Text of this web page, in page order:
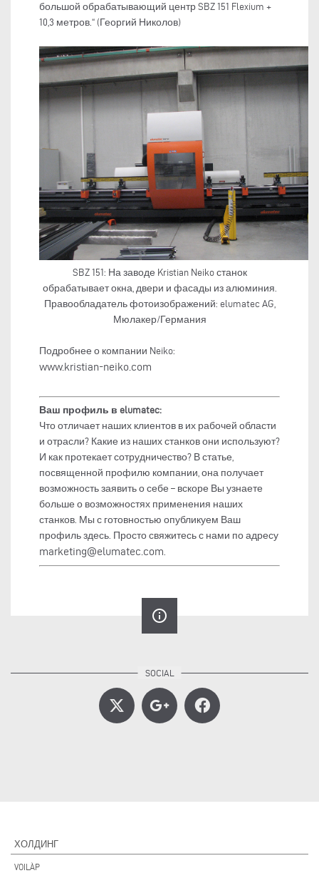
большой обрабатывающий центр SBZ 151 Flexium +
10,3 метров.“ (Георгий Николов)
SBZ 151: На заводе Kristian Neiko станок
обрабатывает окна, двери и фасады из алюминия.
Правообладатель фотоизображений: elumatec AG,
Мюлакер/Германия
Подробнее о компании Neiko:
www.kristian-neiko.com
Ваш профиль в elumatec:
Что отличает наших клиентов в их рабочей области
и отрасли? Какие из наших станков они используют?
И как протекает сотрудничество? В статье,
посвященной профилю компании, она получает
возможность заявить о себе – вскоре Вы узнаете
больше о возможностях применения наших
станков. Мы с готовностью опубликуем Ваш
профиль здесь. Просто свяжитесь с нами по адресу
marketing@elumatec.com
info_outline
ХОЛДИНГ
VOILÀP